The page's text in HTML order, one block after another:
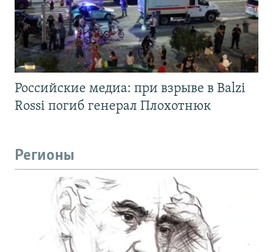
Российские медиа: при взрыве в Balzi
Rossi погиб генерал Плохотнюк
Регионы